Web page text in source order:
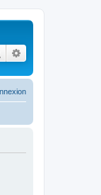
Rechercher